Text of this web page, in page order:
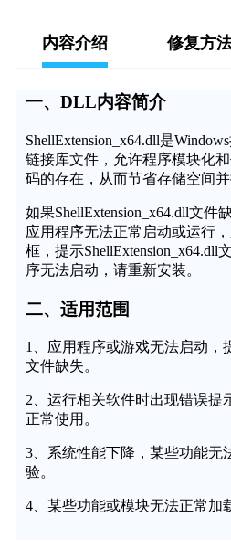
内容介绍 修复方
一、DLL内容简介
ShellExtension_x64.dll是
链接库文件，允许程序模块化
码的存在，从而节省存储空间并
如果ShellExtension_x64.dll文件
应用程序无法正常启动或运行
框，提示ShellExtension_x64.dll
序无法启动，请重新安装。
二、适用范围
1、应用程序或游戏无法启动，
文件缺失。
2、运行相关软件时出现错误提
正常使用。
3、系统性能下降，某些功能无
验。
4、某些功能或模块无法正常加